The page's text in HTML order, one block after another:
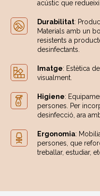
acústic que
Durabilitat:
Materials amb un
resistents a
desinfectants.
Imatge: Estètica
visualment.
Higiene:
persones. Per
desinfecció, ara
Ergonomia:
persones, que
treballar, estudiar,